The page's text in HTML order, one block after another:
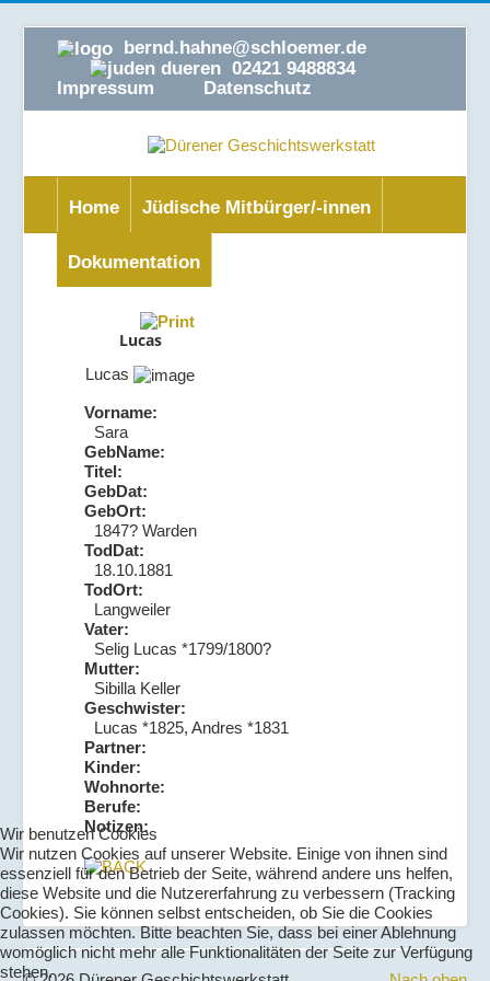
bernd.hahne@schloemer.de
02421 9488834
Impressum
Datenschutz
Home Jüdische Mitbürger/-innen
Dokumentation
Lucas
Lucas
Vorname:
Sara
GebName:
Titel:
GebDat:
GebOrt:
1847? Warden
TodDat:
18.10.1881
TodOrt:
Langweiler
Vater:
Selig Lucas *1799/1800?
Mutter:
Sibilla Keller
Geschwister:
Lucas *1825, Andres *1831
Partner:
Kinder:
Wohnorte:
Berufe:
Notizen:
Wir benutzen Cookies
Wir nutzen Cookies auf unserer Website. Einige von ihnen sind
essenziell für den Betrieb der Seite, während andere uns helfen,
diese Website und die Nutzererfahrung zu verbessern (Tracking
Cookies). Sie können selbst entscheiden, ob Sie die Cookies
zulassen möchten. Bitte beachten Sie, dass bei einer Ablehnung
womöglich nicht mehr alle Funktionalitäten der Seite zur Verfügung
stehen.